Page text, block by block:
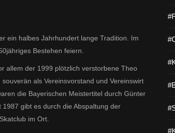
ein halbes Jahrhundert lange Tradition. Im
Bestehen feiern.
allem der 1999 plötzlich verstorbene Theo
als Vereinsvorstand und Vereinswirt
die Bayerischen Meistertitel durch Günter
gibt es durch die Abspaltung der
im Ort.